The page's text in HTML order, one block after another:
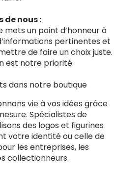
de nous :
mets un point d’honneur à
pertinentes et
de faire un choix juste.
est notre priorité.
dans notre boutique
vie à vos idées grâce
Spécialistes de
des logos et figurines
votre identité ou celle de
les entreprises, les
collectionneurs.